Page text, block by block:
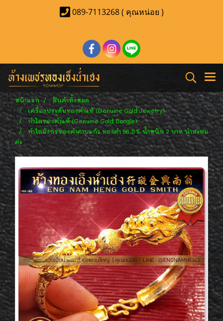
089-7113268 ( คุณหน่อย )
หน้าแรก
สินค้าทั้งหมด
เครื่องประดับทองคำแท้ (Genuine Gold Jewelry)
กำไลทองคำแท้ (Genuine Gold Bangle)
กำไลมังกรทองคำคาบแก้ว ทองคำ 96.5% น้ำหนัก 2 บาท น่าสะสม
ค่ะ